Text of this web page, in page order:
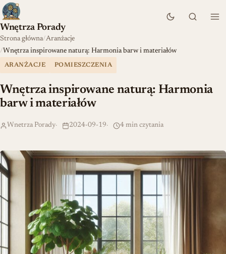
Wnętrza Porady
Strona główna Aranżacje
Wnętrza inspirowane naturą: Harmonia barw i materiałów
ARANŻACJE POMIESZCZENIA
Wnętrza inspirowane naturą: Harmonia
barw i materiałów
Wnetrza Porady 2024-09-19 4 min czytania